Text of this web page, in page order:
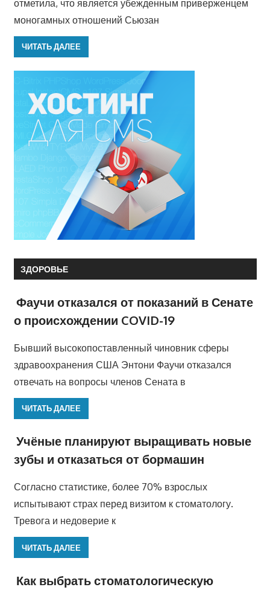
отметила, что является убежденным приверженцем
моногамных отношений Сьюзан
ЧИТАТЬ ДАЛЕЕ
ЗДОРОВЬЕ
Фаучи отказался от показаний в Сенате
о происхождении COVID-19
Бывший высокопоставленный чиновник сферы
здравоохранения США Энтони Фаучи отказался
отвечать на вопросы членов Сената в
ЧИТАТЬ ДАЛЕЕ
Учёные планируют выращивать новые
зубы и отказаться от бормашин
Согласно статистике, более 70% взрослых
испытывают страх перед визитом к стоматологу.
Тревога и недоверие к
ЧИТАТЬ ДАЛЕЕ
Как выбрать стоматологическую